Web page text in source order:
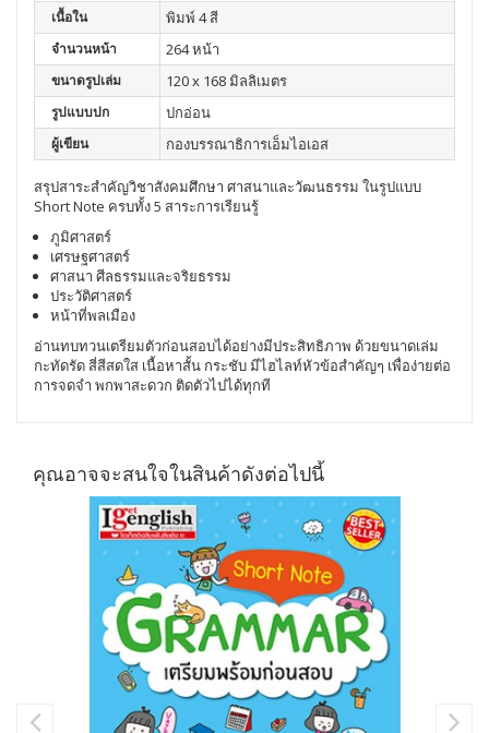
เนื้อใน พิมพ์ 4 สี
จำนวนหน้า 264 หน้า
ขนาดรูปเล่ม 120 x 168 มิลลิเมตร
รูปแบบปก ปกอ่อน
ผู้เขียน กองบรรณาธิการเอ็มไอเอส
สรุปสาระสำคัญวิชาสังคมศึกษา ศาสนาและวัฒนธรรม ในรูปแบบ
Short Note ครบทั้ง 5 สาระการเรียนรู้
ภูมิศาสตร์
เศรษฐศาสตร์
ศาสนา ศีลธรรมและจริยธรรม
ประวัติศาสตร์
หน้าที่พลเมือง
อ่านทบทวนเตรียมตัวก่อนสอบได้อย่างมีประสิทธิภาพ ด้วยขนาดเล่ม
กะทัดรัด สี่สีสดใส เนื้อหาสั้น กระชับ มีไฮไลท์หัวข้อสำคัญๆ เพื่อง่ายต่อ
การจดจำ พกพาสะดวก ติดตัวไปได้ทุกที
คุณอาจจะสนใจในสินค้าดังต่อไปนี้